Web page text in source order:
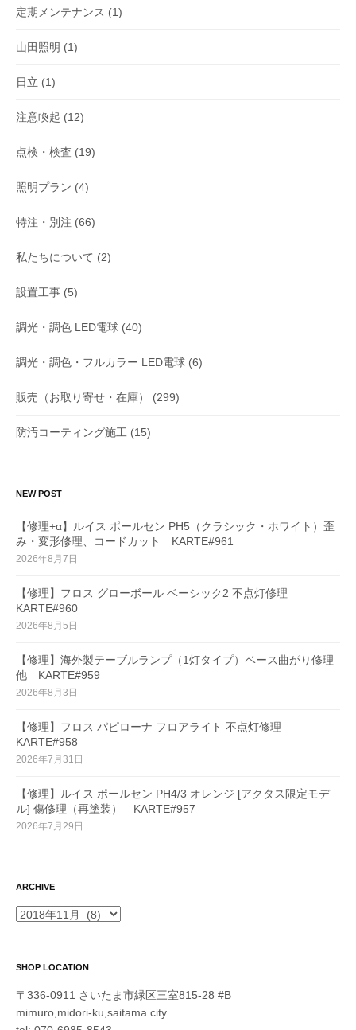
定期メンテナンス (1)
山田照明 (1)
日立 (1)
注意喚起 (12)
点検・検査 (19)
照明プラン (4)
特注・別注 (66)
私たちについて (2)
設置工事 (5)
調光・調色 LED電球 (40)
調光・調色・フルカラー LED電球 (6)
販売（お取り寄せ・在庫） (299)
防汚コーティング施工 (15)
NEW POST
【修理+α】ルイス ポールセン PH5（クラシック・ホワイト）歪
み・変形修理、コードカット KARTE#961
2026年8月7日
【修理】フロス グローボール ベーシック2 不点灯修理
KARTE#960
2026年8月5日
【修理】海外製テーブルランプ（1灯タイプ）ベース曲がり修理
他 KARTE#959
2026年8月3日
【修理】フロス パピローナ フロアライト 不点灯修理
KARTE#958
2026年7月31日
【修理】ルイス ポールセン PH4/3 オレンジ [アクタス限定モデ
ル] 傷修理（再塗装） KARTE#957
2026年7月29日
ARCHIVE
ARCHIVE
SHOP LOCATION
〒336-0911 さいたま市緑区三室815-28 #B
mimuro,midori-ku,saitama city